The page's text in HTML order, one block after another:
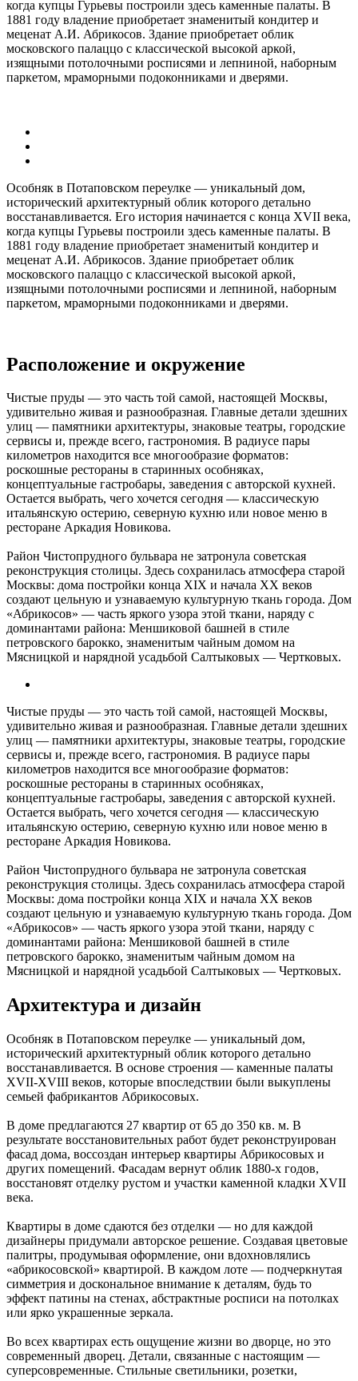
когда купцы Гурьевы построили здесь каменные палаты. В
1881 году владение приобретает знаменитый кондитер и
меценат А.И. Абрикосов. Здание приобретает облик
московского палаццо с классической высокой аркой,
изящными потолочными росписями и лепниной, наборным
паркетом, мраморными подоконниками и дверями.
Особняк в Потаповском переулке — уникальный дом,
исторический архитектурный облик которого детально
восстанавливается. Его история начинается с конца XVII века,
когда купцы Гурьевы построили здесь каменные палаты. В
1881 году владение приобретает знаменитый кондитер и
меценат А.И. Абрикосов. Здание приобретает облик
московского палаццо с классической высокой аркой,
изящными потолочными росписями и лепниной, наборным
паркетом, мраморными подоконниками и дверями.
Расположение и окружение
Чистые пруды — это часть той самой, настоящей Москвы,
удивительно живая и разнообразная. Главные детали здешних
улиц — памятники архитектуры, знаковые театры, городские
сервисы и, прежде всего, гастрономия. В радиусе пары
километров находится все многообразие форматов:
роскошные рестораны в старинных особняках,
концептуальные гастробары, заведения с авторской кухней.
Остается выбрать, чего хочется сегодня — классическую
итальянскую остерию, северную кухню или новое меню в
ресторане Аркадия Новикова.
Район Чистопрудного бульвара не затронула советская
реконструкция столицы. Здесь сохранилась атмосфера старой
Москвы: дома постройки конца XIX и начала XX веков
создают цельную и узнаваемую культурную ткань города. Дом
«Абрикосов» — часть яркого узора этой ткани, наряду с
доминантами района: Меншиковой башней в стиле
петровского барокко, знаменитым чайным домом на
Мясницкой и нарядной усадьбой Салтыковых — Чертковых.
Чистые пруды — это часть той самой, настоящей Москвы,
удивительно живая и разнообразная. Главные детали здешних
улиц — памятники архитектуры, знаковые театры, городские
сервисы и, прежде всего, гастрономия. В радиусе пары
километров находится все многообразие форматов:
роскошные рестораны в старинных особняках,
концептуальные гастробары, заведения с авторской кухней.
Остается выбрать, чего хочется сегодня — классическую
итальянскую остерию, северную кухню или новое меню в
ресторане Аркадия Новикова.
Район Чистопрудного бульвара не затронула советская
реконструкция столицы. Здесь сохранилась атмосфера старой
Москвы: дома постройки конца XIX и начала XX веков
создают цельную и узнаваемую культурную ткань города. Дом
«Абрикосов» — часть яркого узора этой ткани, наряду с
доминантами района: Меншиковой башней в стиле
петровского барокко, знаменитым чайным домом на
Мясницкой и нарядной усадьбой Салтыковых — Чертковых.
Архитектура и дизайн
Особняк в Потаповском переулке — уникальный дом,
исторический архитектурный облик которого детально
восстанавливается. В основе строения — каменные палаты
XVII-XVIII веков, которые впоследствии были выкуплены
семьей фабрикантов Абрикосовых.
В доме предлагаются 27 квартир от 65 до 350 кв. м. В
результате восстановительных работ будет реконструирован
фасад дома, воссоздан интерьер квартиры Абрикосовых и
других помещений. Фасадам вернут облик 1880-х годов,
восстановят отделку рустом и участки каменной кладки XVII
века.
Квартиры в доме сдаются без отделки — но для каждой
дизайнеры придумали авторское решение. Создавая цветовые
палитры, продумывая оформление, они вдохновлялись
«абрикосовской» квартирой. В каждом лоте — подчеркнутая
симметрия и доскональное внимание к деталям, будь то
эффект патины на стенах, абстрактные росписи на потолках
или ярко украшенные зеркала.
Во всех квартирах есть ощущение жизни во дворце, но это
современный дворец. Детали, связанные с настоящим —
суперсовременные. Стильные светильники, розетки,